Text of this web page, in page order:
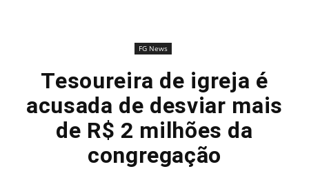
FG News
Tesoureira de igreja é
acusada de desviar mais
de R$ 2 milhões da
congregação